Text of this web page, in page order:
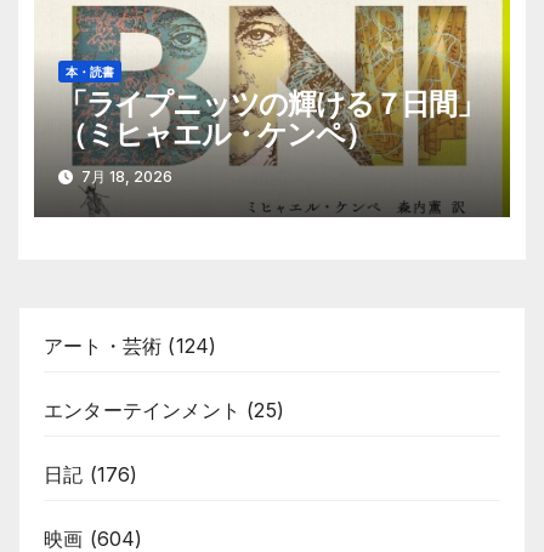
本・読書
「ライプニッツの輝ける７日間」
（ミヒャエル・ケンペ）
7月 18, 2026
アート・芸術 (124)
エンターテインメント (25)
日記 (176)
映画 (604)